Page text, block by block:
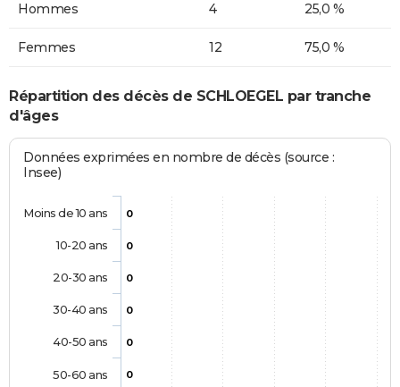
Hommes 4 25,0 %
Femmes 12 75,0 %
Répartition des décès de SCHLOEGEL par tranche
d'âges
Données exprimées en nombre de décès (source :
Insee)
0
0
0
0
0
0
Moins de 10 ans
10-20 ans
20-30 ans
30-40 ans
40-50 ans
50-60 ans